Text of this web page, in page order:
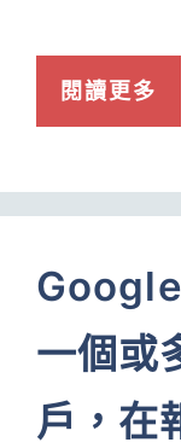
閱讀更多
一個或
戶，在